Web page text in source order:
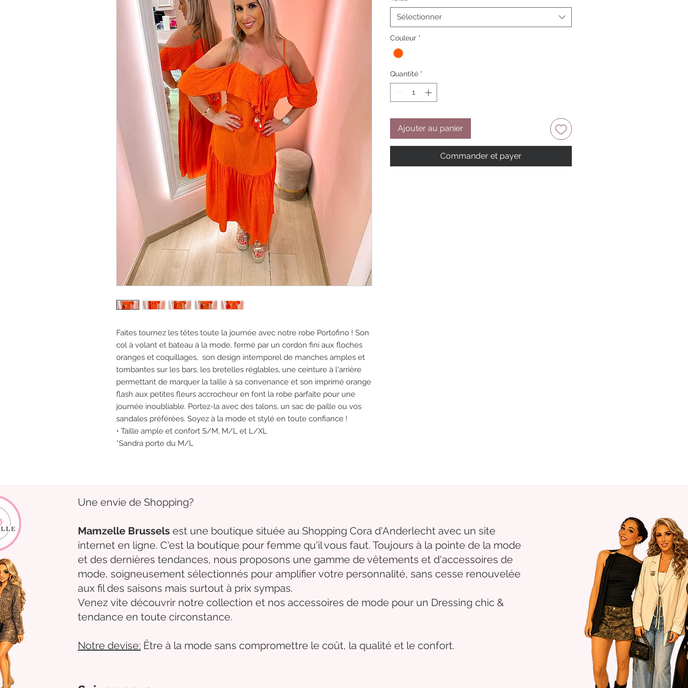
Faites tournez les têtes toute la journée avec notre robe Portofino ! Son
col à volant et bateau à la mode, fermé par un cordon fini aux floches
oranges et coquillages, son design intemporel de manches amples et
tombantes sur les bars, les bretelles réglables, une ceinture à l'arrière
permettant de marquer la taille à sa convenance et son imprimé orange
flash aux petites fleurs accrocheur en font la robe parfaite pour une
journée inoubliable. Portez-la avec des talons, un sac de paille ou vos
sandales préférées. Soyez à la mode et stylé en toute confiance !
• Taille ample et confort S/M, M/L et L/XL
*Sandra porte du M/L
Sélectionner
Couleur *
Quantité *
Ajouter au panier
Commander et payer
Une envie de Shopping?
Mamzelle Brussels est une boutique située au Shopping Cora d'Anderlecht avec un site
internet en ligne. C'est la boutique pour femme qu'il vous faut. Toujours à la pointe de la mode
et des dernières tendances, nous proposons une gamme de vêtements et d'accessoires de
mode, soigneusement sélectionnés pour amplifier votre personnalité, sans cesse renouvelée
aux fil des saisons mais surtout à prix sympas.
Venez vite découvrir notre collection et nos accessoires de mode pour un Dressing chic &
tendance en toute circonstance.
Notre devise: Être à la mode sans compromettre le coût, la qualité et le confort.